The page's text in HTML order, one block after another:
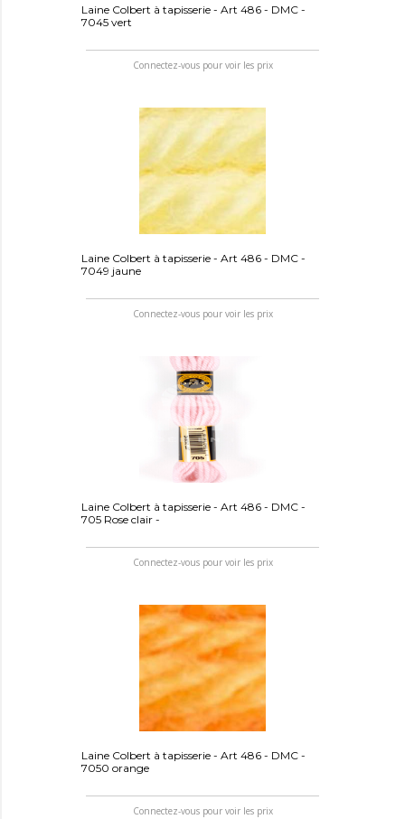
Laine Colbert à tapisserie - Art 486 - DMC -
7045 vert
Connectez-vous pour voir les prix
Laine Colbert à tapisserie - Art 486 - DMC -
7049 jaune
Connectez-vous pour voir les prix
Laine Colbert à tapisserie - Art 486 - DMC -
705 Rose clair -
Connectez-vous pour voir les prix
Laine Colbert à tapisserie - Art 486 - DMC -
7050 orange
Connectez-vous pour voir les prix